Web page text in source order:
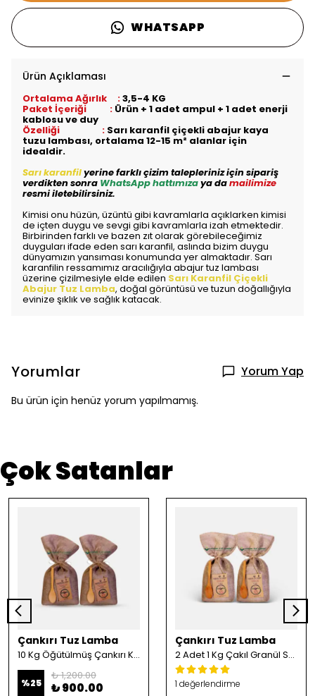
WHATSAPP
Ürün Açıklaması
Ortalama Ağırlık :3,5-4 KG
Paket İçeriği : Ürün + 1 adet ampul + 1 adet enerji
kablosu ve duy
Özelliği : Sarı karanfil çiçekli abajur kaya
tuzu lambası, ortalama 12-15 m² alanlar için
idealdir.
Sarı karanfilyerine farklı çizim talepleriniz için sipariş
verdikten sonra WhatsApp hattımızaya damailimize
resmi iletebilirsiniz.
Kimisi onu hüzün, üzüntü gibi kavramlarla açıklarken kimisi
de içten duygu ve sevgi gibi kavramlarla izah etmektedir.
Birbirinden farklı ve bazen zıt olarak görebileceğimiz
duyguları ifade eden sarı karanfil, aslında bizim duygu
dünyamızın yansıması konumunda yer almaktadır. Sarı
karanfilin ressamımız aracılığıyla abajur tuz lambası
üzerine çizilmesiyle elde edilen Sarı Karanfil Çiçekli
Abajur Tuz Lamba, doğal görüntüsü ve tuzun doğallığıyla
evinize şıklık ve sağlık katacak.
Yorumlar Yorum Yap
Bu ürün için henüz yorum yapılmamış.
Çok Satanlar
Çankırı Tuz Lamba
10 Kg Öğütülmüş Çankırı Kristal Kaya Tuzu
%25
₺ 1,200.00
₺ 900.00
Çankırı Tuz Lamba
2 Adet 1 Kg Çakıl Granül Sofrada Öğütme Tuzu
1 değerlendirme